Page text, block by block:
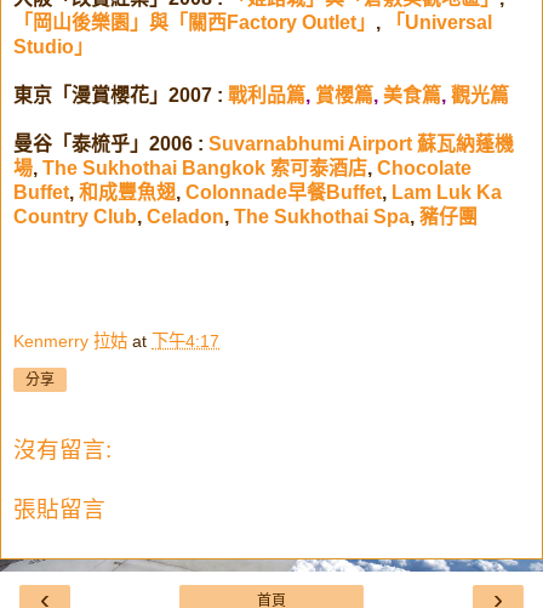
「岡山後樂園」與「關西Factory Outlet」 ,
「Universal
Studio」
東京「漫賞櫻花」2007 : 戰利品篇, 賞櫻篇, 美食篇, 觀光篇
曼谷「泰梳乎」2006 : Suvarnabhumi Airport 蘇瓦納蓬機
場, The Sukhothai Bangkok 索可泰酒店, Chocolate
Buffet, 和成豐魚翅, Colonnade早餐Buffet, Lam Luk Ka
Country Club, Celadon, The Sukhothai Spa, 豬仔團
Kenmerry 拉姑 at 下午4:17
分享
沒有留言:
張貼留言
‹ ›
首頁